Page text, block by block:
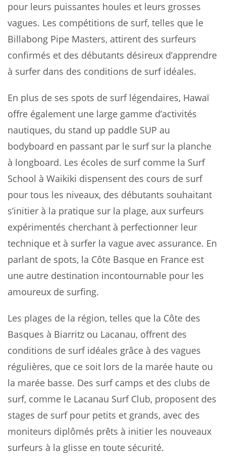
pour leurs puissantes houles et leurs grosses
vagues. Les compétitions de surf, telles que le
Billabong Pipe Masters, attirent des surfeurs
confirmés et des débutants désireux d’apprendre
à surfer dans des conditions de surf idéales.
En plus de ses spots de surf légendaires, Hawaï
offre également une large gamme d’activités
nautiques, du stand up paddle SUP au
bodyboard en passant par le surf sur la planche
à longboard. Les écoles de surf comme la Surf
School à Waikiki dispensent des cours de surf
pour tous les niveaux, des débutants souhaitant
s’initier à la pratique sur la plage, aux surfeurs
expérimentés cherchant à perfectionner leur
technique et à surfer la vague avec assurance. En
parlant de spots, la Côte Basque en France est
une autre destination incontournable pour les
amoureux de surfing.
Les plages de la région, telles que la Côte des
Basques à Biarritz ou Lacanau, offrent des
conditions de surf idéales grâce à des vagues
régulières, que ce soit lors de la marée haute ou
la marée basse. Des surf camps et des clubs de
surf, comme le Lacanau Surf Club, proposent des
stages de surf pour petits et grands, avec des
moniteurs diplômés prêts à initier les nouveaux
surfeurs à la glisse en toute sécurité.